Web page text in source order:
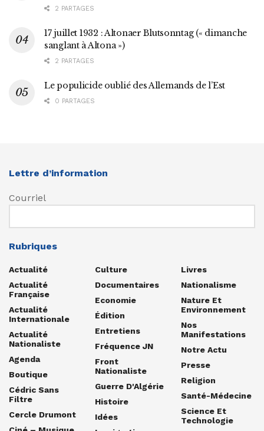
2 PARTAGES
17 juillet 1932 : Altonaer Blutsonntag (« dimanche
sanglant à Altona »)
2 PARTAGES
Le populicide oublié des Allemands de l’Est
0 PARTAGES
Lettre d’information
Courriel
Rubriques
Actualité
Actualité
Française
Actualité
Internationale
Actualité
Nationaliste
Agenda
Boutique
Cédric Sans
Filtre
Cercle Drumont
Culture
Documentaires
Economie
Édition
Entretiens
Fréquence JN
Front
Nationaliste
Guerre D'Algérie
Histoire
Idées
Livres
Nationalisme
Nature Et
Environnement
Nos
Manifestations
Notre Actu
Presse
Religion
Santé-Médecine
Science Et
Technologie